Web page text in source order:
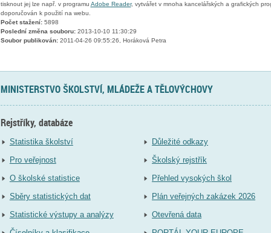
tisknout jej lze např. v programu Adobe Reader, vytvářet v mnoha kancelářských a grafických
doporučován k použití na webu.
Počet stažení:5898
Poslední změna souboru:2013-10-10 11:30:29
Soubor publikován:2011-04-26 09:55:26, Horáková Petra
MINISTERSTVO ŠKOLSTVÍ, MLÁDEŽE A TĚLOVÝCHOVY
Rejstříky, databáze
Statistika školství
Pro veřejnost
O školské statistice
Sběry statistických dat
Statistické výstupy a analýzy
Důležité odkazy
Školský rejstřík
Přehled vysokých škol
Plán veřejných zakázek 2026
Otevřená data